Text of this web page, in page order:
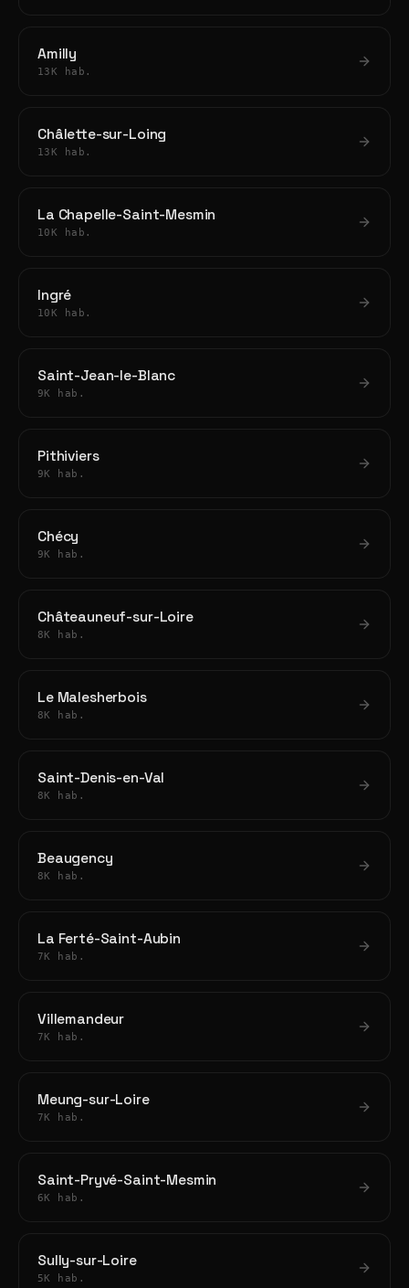
Amilly
13K hab.
Châlette-sur-Loing
13K hab.
La Chapelle-Saint-Mesmin
10K hab.
Ingré
10K hab.
Saint-Jean-le-Blanc
9K hab.
Pithiviers
9K hab.
Chécy
9K hab.
Châteauneuf-sur-Loire
8K hab.
Le Malesherbois
8K hab.
Saint-Denis-en-Val
8K hab.
Beaugency
8K hab.
La Ferté-Saint-Aubin
7K hab.
Villemandeur
7K hab.
Meung-sur-Loire
7K hab.
Saint-Pryvé-Saint-Mesmin
6K hab.
Sully-sur-Loire
5K hab.